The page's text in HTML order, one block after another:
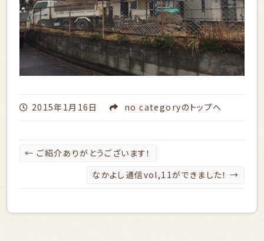
2015年1月16日 no categoryのトップへ
← ご紹介ありがとうございます！
なかよし通信vol,11ができました！→